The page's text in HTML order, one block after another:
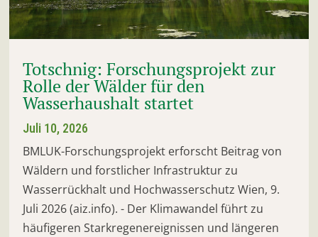
Totschnig: Forschungsprojekt zur
Rolle der Wälder für den
Wasserhaushalt startet
Juli 10, 2026
BMLUK-Forschungsprojekt erforscht Beitrag von
Wäldern und forstlicher Infrastruktur zu
Wasserrückhalt und Hochwasserschutz Wien, 9.
Juli 2026 (aiz.info). - Der Klimawandel führt zu
häufigeren Starkregenereignissen und längeren